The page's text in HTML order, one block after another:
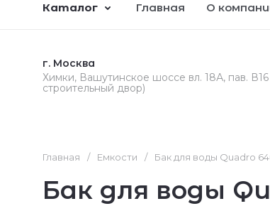
Каталог Главная О
г. Москва
Химки, Вашутинское шоссе вл. 18А, пав.
строительный двор)
Главная / Емкости / Бак для воды Quadro
Бак для воды